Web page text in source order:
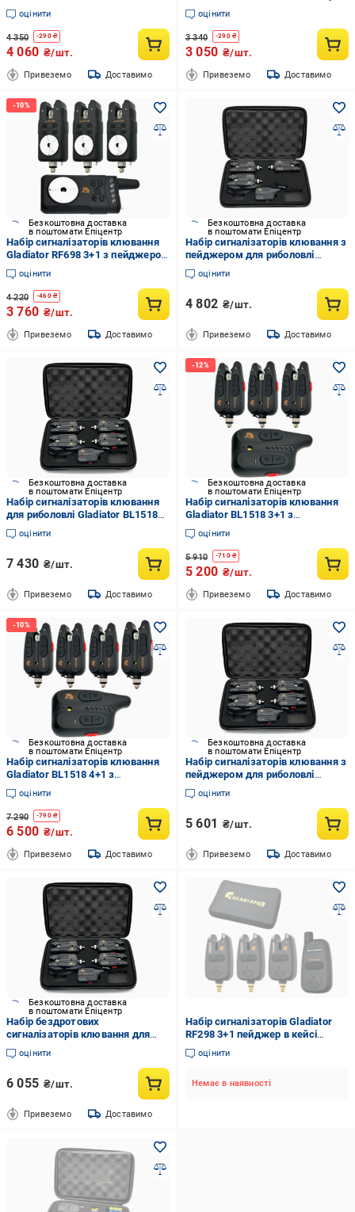
пейджером у кейсі Black
(RF11183)
оцінити
4 350 -290₴
4 060 ₴/шт.
Привеземо Доставимо
у кейсі Black (RF2983)
оцінити
3 340 -290₴
3 050 ₴/шт.
Привеземо Доставимо
Безкоштовна доставка
в поштомати Епіцентр
Набір сигналізаторів клювання
Gladiator RF698 3+1 з пейджером
у кейсі Black (RF6983)
оцінити
4 220 -460₴
3 760 ₴/шт.
Привеземо Доставимо
Безкоштовна доставка
в поштомати Епіцентр
Набір сигналізаторів клювання з
пейджером для риболовлі
Gladiator BL1118 3+1 Black
(28745684)
оцінити
4 802 ₴/шт.
Привеземо Доставимо
Безкоштовна доставка
в поштомати Епіцентр
Набір сигналізаторів клювання
для риболовлі Gladiator BL1518
4+1 з пейджером та
Bluetooth/LED-індикація Чорний
оцінити
7 430 ₴/шт.
Привеземо Доставимо
Безкоштовна доставка
в поштомати Епіцентр
Набір сигналізаторів клювання
Gladiator BL1518 3+1 з
пейджером і Bluetooth у кейсі
Black (BL15183)
оцінити
5 910 -710₴
5 200 ₴/шт.
Привеземо Доставимо
Безкоштовна доставка
в поштомати Епіцентр
Набір сигналізаторів клювання
Gladiator BL1518 4+1 з
пейджером і Bluetooth у кейсі
Black (BL15184)
оцінити
7 290 -790₴
6 500 ₴/шт.
Привеземо Доставимо
Безкоштовна доставка
в поштомати Епіцентр
Набір сигналізаторів клювання з
пейджером для риболовлі
Gladiator BL1118 4+1 Black
(28745672)
оцінити
5 601 ₴/шт.
Привеземо Доставимо
Безкоштовна доставка
в поштомати Епіцентр
Набір бездротових
сигналізаторів клювання для
риболовлі Gladiator BL1518
LED/Bluetooth Чорний (28745435)
оцінити
6 055 ₴/шт.
Привеземо Доставимо
Набір сигналізаторів Gladiator
RF298 3+1 пейджер в кейсі
(27415653)
оцінити
Немає в наявності